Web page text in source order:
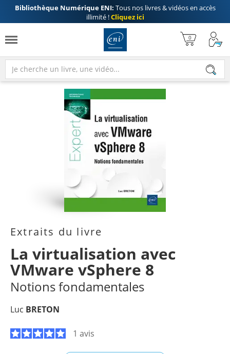
Bibliothèque Numérique ENI: Tous nos livres & vidéos en accès
illimité !Cliquez ici
Extraits du livre
La virtualisation avec
VMware vSphere 8
Notions fondamentales
Luc BRETON
1 avis